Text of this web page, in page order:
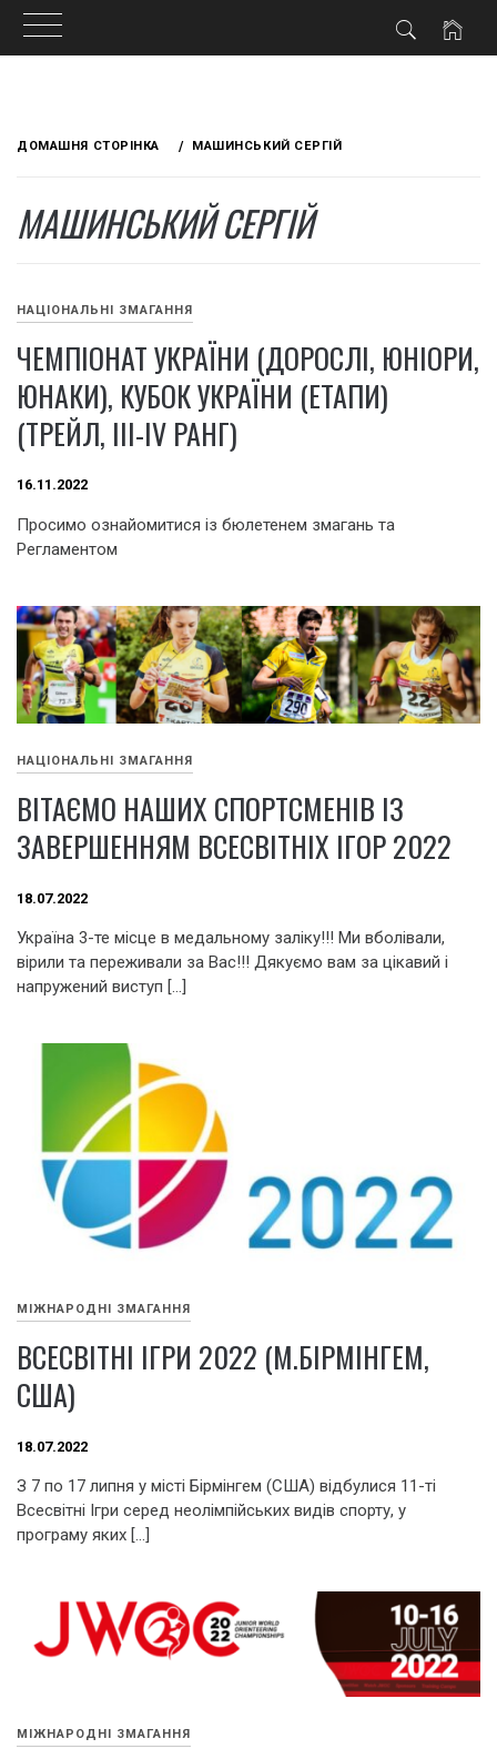
ДОМАШНЯ СТОРІНКА МАШИНСЬКИЙ СЕРГІЙ
МАШИНСЬКИЙ СЕРГІЙ
НАЦІОНАЛЬНІ ЗМАГАННЯ
ЧЕМПІОНАТ УКРАЇНИ (ДОРОСЛІ, ЮНІОРИ,
ЮНАКИ), КУБОК УКРАЇНИ (ЕТАПИ)
(ТРЕЙЛ, ІІІ-IV РАНГ)
16.11.2022
Просимо ознайомитися із бюлетенем змагань та
Регламентом
НАЦІОНАЛЬНІ ЗМАГАННЯ
ВІТАЄМО НАШИХ СПОРТСМЕНІВ ІЗ
ЗАВЕРШЕННЯМ ВСЕСВІТНІХ ІГОР 2022
18.07.2022
Україна 3-те місце в медальному заліку!!! Ми вболівали,
вірили та переживали за Вас!!! Дякуємо вам за цікавий і
напружений виступ […]
МІЖНАРОДНІ ЗМАГАННЯ
ВСЕСВІТНІ ІГРИ 2022 (М.БІРМІНГЕМ,
США)
18.07.2022
З 7 по 17 липня у місті Бірмінгем (США) відбулися 11-ті
Всесвітні Ігри серед неолімпійських видів спорту, у
програму яких […]
МІЖНАРОДНІ ЗМАГАННЯ